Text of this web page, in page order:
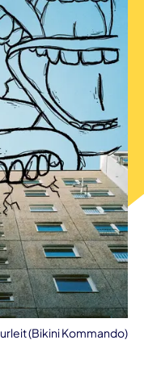
(Bikini Kommando)